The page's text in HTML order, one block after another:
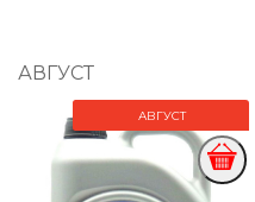
АВГУСТ
АВГУСТ